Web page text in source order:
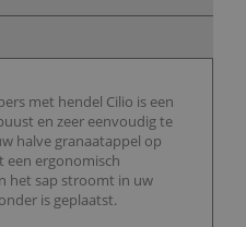
met hendel Cilio is een
en zeer eenvoudig te
halve granaatappel op
een ergonomisch
het sap stroomt in uw
is geplaatst.